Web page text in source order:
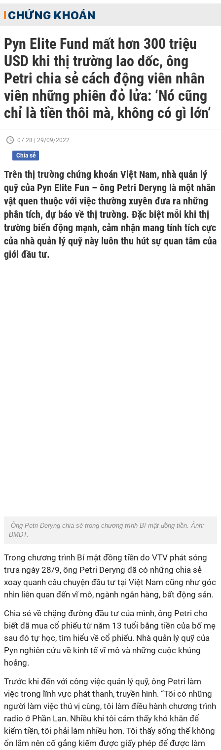
CHỨNG KHOÁN
Pyn Elite Fund mất hơn 300 triệu
USD khi thị trường lao dốc, ông
Petri chia sẻ cách động viên nhân
viên những phiên đỏ lửa: ‘Nó cũng
chỉ là tiền thôi mà, không có gì lớn’
07:28 | 29/09/2022
Chia sẻ
Trên thị trường chứng khoán Việt Nam, nhà quản lý
quỹ của Pyn Elite Fun – ông Petri Deryng là một nhân
vật quen thuộc với việc thường xuyên đưa ra những
phân tích, dự báo về thị trường. Đặc biệt mỗi khi thị
trường biến động mạnh, cảm nhận mang tính tích cực
của nhà quản lý quỹ này luôn thu hút sự quan tâm của
giới đầu tư.
Ông Petri Deryng chia sẻ trong chương trình Bí mật đồng tiền. Ảnh:
BMDT.
Trong chương trình Bí mật đồng tiền do VTV phát sóng
trưa ngày 28/9, ông Petri Deryng đã có những chia sẻ
xoay quanh câu chuyện đầu tư tại Việt Nam cũng như góc
nhìn liên quan đến vĩ mô, ngành ngân hàng, bất động sản.
Chia sẻ về chặng đường đầu tư của mình, ông Petri cho
biết đã mua cổ phiếu từ năm 13 tuổi bằng tiền của bố mẹ
sau đó tự học, tìm hiểu về cổ phiếu. Nhà quản lý quỹ của
Pyn nghiên cứu về kinh tế vĩ mô và những cuộc khủng
hoảng.
Trước khi đến với công việc quản lý quỹ, ông Petri làm
việc trong lĩnh vực phát thanh, truyền hình. “Tôi có những
người làm việc thú vị cùng, tôi làm điều hành chương trình
radio ở Phần Lan. Nhiều khi tôi cảm thấy khó khăn để
kiếm tiền, tôi phải làm nhiều hơn. Tôi thấy sống thế không
ổn lắm nên cố gắng kiếm được giấy phép để được làm